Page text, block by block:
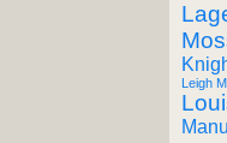
Leigh